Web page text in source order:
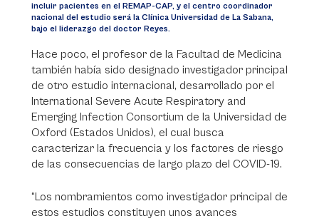
incluir pacientes en el REMAP-CAP, y el centro coordinador
nacional del estudio será la Clínica Universidad de La Sabana,
bajo el liderazgo del doctor Reyes.
Hace poco, el profesor de la Facultad de Medicina
también había sido designado investigador principal
de otro estudio internacional, desarrollado por el
International Severe Acute Respiratory and
Emerging Infection Consortium de la Universidad de
Oxford (Estados Unidos), el cual busca
caracterizar la frecuencia y los factores de riesgo
de las consecuencias de largo plazo del COVID-19.
“Los nombramientos como investigador principal de
estos estudios constituyen unos avances